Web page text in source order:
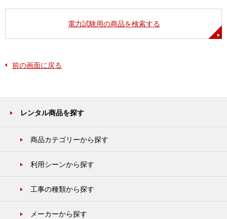
電力試験用の商品を検索する
前の画面に戻る
レンタル商品を探す
商品カテゴリーから探す
利用シーンから探す
工事の種類から探す
メーカーから探す